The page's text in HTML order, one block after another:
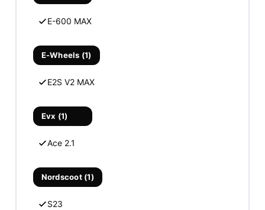
E-600 MAX
E-Wheels (1)
E2S V2 MAX
Evx (1)
Ace 2.1
Nordscoot (1)
S23